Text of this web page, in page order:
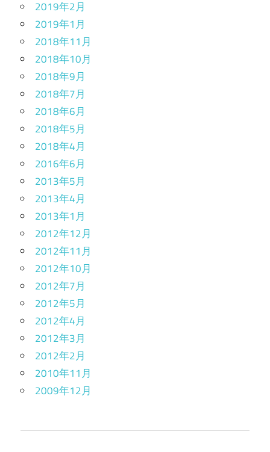
2019年2月
2019年1月
2018年11月
2018年10月
2018年9月
2018年7月
2018年6月
2018年5月
2018年4月
2016年6月
2013年5月
2013年4月
2013年1月
2012年12月
2012年11月
2012年10月
2012年7月
2012年5月
2012年4月
2012年3月
2012年2月
2010年11月
2009年12月